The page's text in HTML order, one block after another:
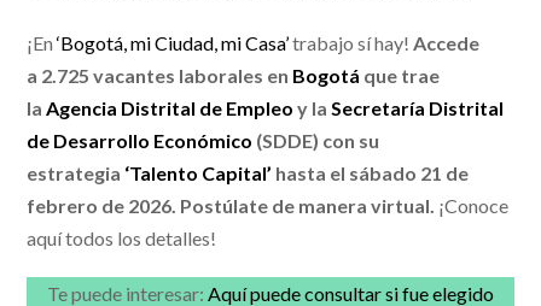
¡En‘Bogotá, mi Ciudad, mi Casa’trabajo sí hay! Accede
a 2.725 vacantes laborales en Bogotá que trae
la Agencia Distrital de Empleo y la Secretaría Distrital
de Desarrollo Económico (SDDE) con su
estrategia ‘Talento Capital’ hasta el sábado 21 de
febrero de 2026. Postúlate de manera virtual. ¡Conoce
aquí todos los detalles!
Te puede interesar: Aquí puede consultar si fue elegido